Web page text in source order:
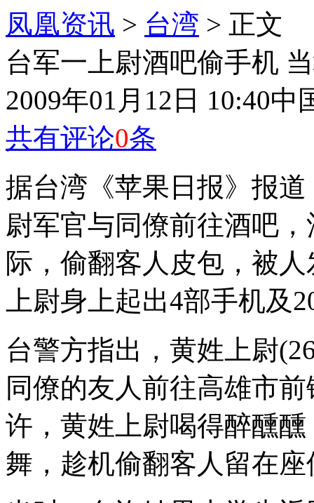
凤凰资讯 > 台湾 > 正文
台军一上尉酒吧偷手机
2009年01月12日 10:40中
共有评论0条
据台湾《苹果日报》报
尉军官与同僚前往酒吧
际，偷翻客人皮包，被
上尉身上起出4部手机及
台警方指出，黄姓上尉
同僚的友人前往高雄市
许，黄姓上尉喝得醉醺
舞，趁机偷翻客人留在